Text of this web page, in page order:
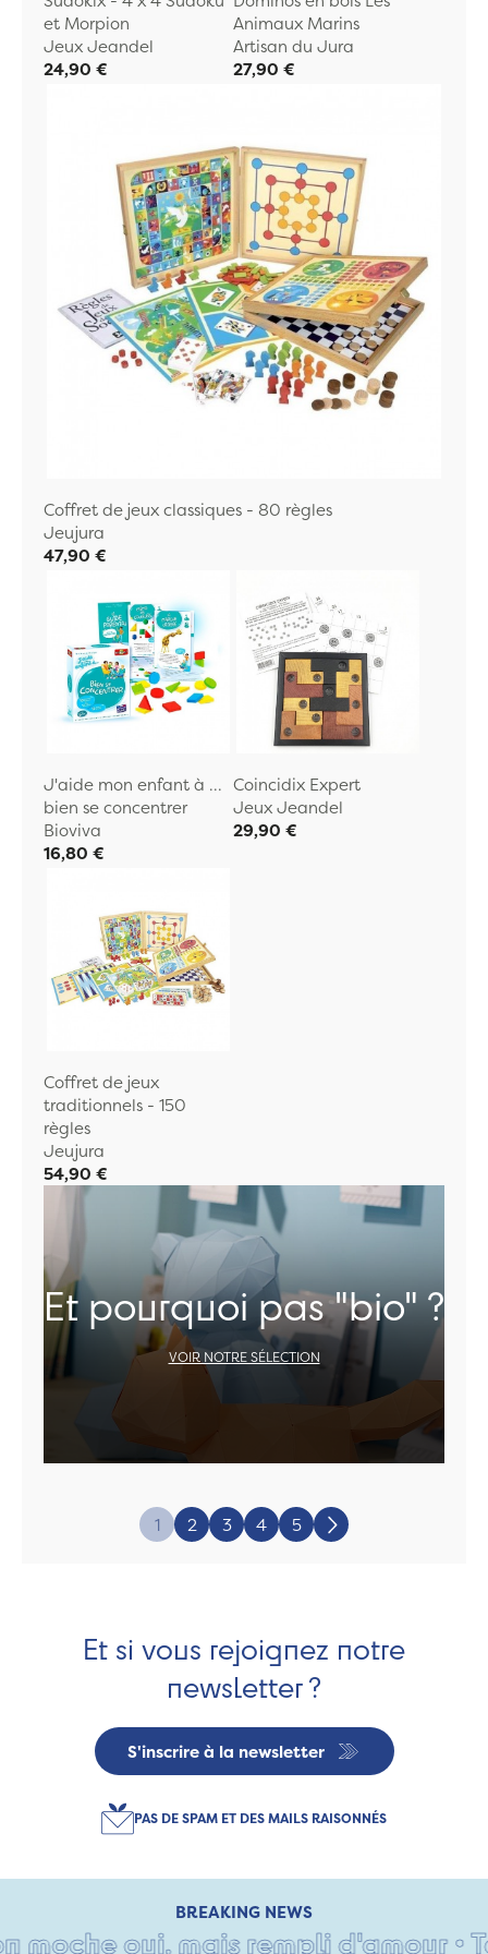
et Morpion
Jeux Jeandel
24,90 €
Animaux Marins
Artisan du Jura
27,90 €
Coffret de jeux classiques - 80 règles
Jeujura
47,90 €
J'aide mon enfant à ...
bien se concentrer
Bioviva
16,80 €
Coincidix Expert
Jeux Jeandel
29,90 €
Coffret de jeux
traditionnels - 150
règles
Jeujura
54,90 €
Et pourquoi pas "bio" ?
VOIR NOTRE SÉLECTION
1 2 3 4 5 Suivant
Et si vous rejoignez notre
newsletter ?
S'inscrire à la newsletter
PAS DE SPAM ET DES MAILS RAISONNÉS
BREAKING NEWS
oui, mais rempli d'amour • Tant